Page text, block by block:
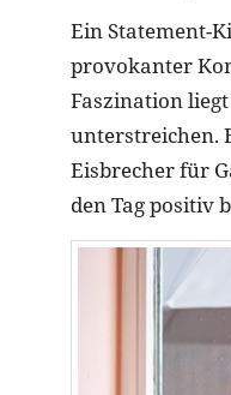
Ein Statement-
provokanter
Faszination
unterstreichen.
Eisbrecher für
den Tag positiv